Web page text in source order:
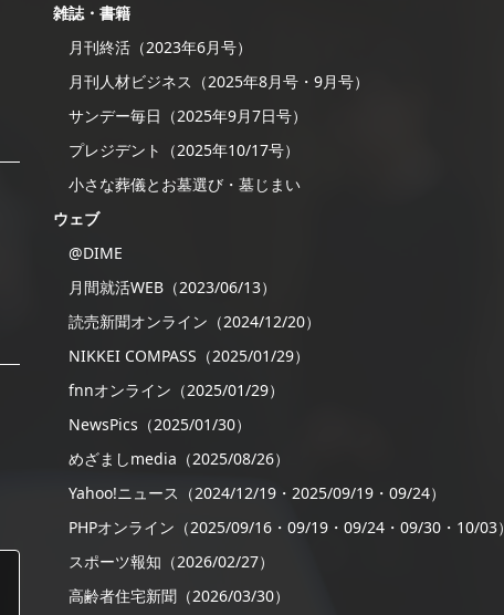
雑誌・書籍
月刊終活（2023年6月号）
月刊人材ビジネス（2025年8月号・9月号）
サンデー毎日（2025年9月7日号）
プレジデント（2025年10/17号）
小さな葬儀とお墓選び・墓じまい
ウェブ
@DIME
月間就活WEB（2023/06/13）
読売新聞オンライン（2024/12/20）
NIKKEI COMPASS（2025/01/29）
fnnオンライン（2025/01/29）
NewsPics（2025/01/30）
めざましmedia（2025/08/26）
Yahoo!ニュース（2024/12/19・2025/09/19・09/24）
PHPオンライン（2025/09/16・09/19・09/24・09/30・10/03）
スポーツ報知（2026/02/27）
高齢者住宅新聞（2026/03/30）